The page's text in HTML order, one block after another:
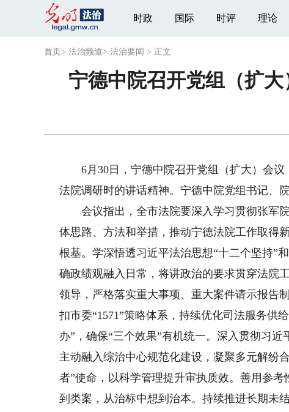
时政 国际 时评 理论
首页 > 法治频道> 法治要闻 > 正文
宁德中院召开党组（扩
6月30日，宁德中院召开党组（扩大）会议
法院调研时的讲话精神。宁德中院党组书记、
会议指出，全市法院要深入学习贯彻张军院
体思路、方法和举措，推动宁德法院工作取得
根基。学深悟透习近平法治思想“十二个坚持”
确政绩观融入日常，将讲政治的要求贯穿法院
领导，严格落实重大事项、重大案件请示报告
扣市委“1571”策略体系，持续优化司法服务供
办”，确保“三个效果”有机统一。深入贯彻习
主动融入综治中心规范化建设，凝聚多元解纷
者”使命，以科学管理提升审执质效。善用参
到类案，从治标中想到治本。持续推进长期未